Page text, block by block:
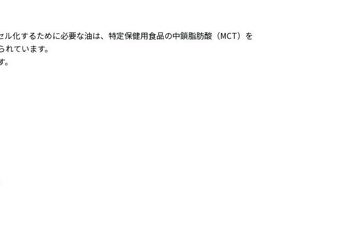
化するために必要な油は、特定保健用食品の中鎖脂肪酸（MCT）を
ています。